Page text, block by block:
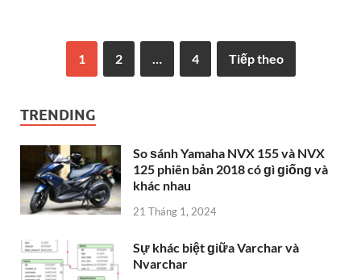
1 2 … 4 Tiếp theo
TRENDING
So ѕánh Yamaha NVX 155 và NVX
125 phiên bản 2018 có ɡì ɡiốnɡ và
khác nhau
21 Tháng 1, 2024
Sự khác biệt ɡiữa Varchar và
Nvarchar